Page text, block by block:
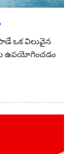
ఒక విలువైన
ఉపయోగించడం